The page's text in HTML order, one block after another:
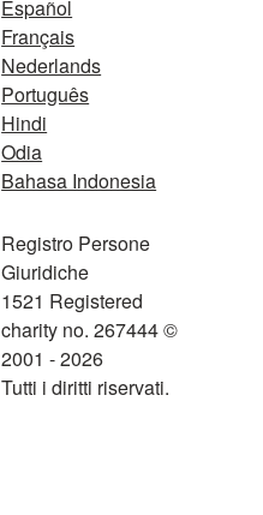
Español
Français
Nederlands
Português
Hindi
Odia
Bahasa Indonesia
Registro Persone
Giuridiche
1521 Registered
charity no. 267444 ©
2001 - 2026
Tutti i diritti riservati.